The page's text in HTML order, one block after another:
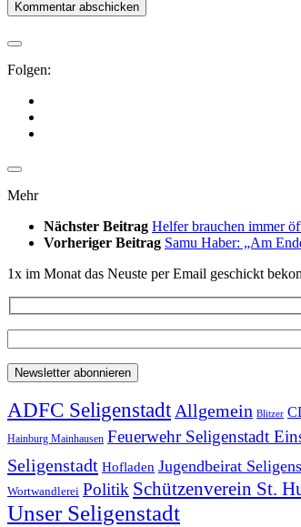
Folgen:
Mehr
Nächster Beitrag Helfer brauchen immer
Vorheriger Beitrag Samu Haber: „Am
1x im Monat das Neuste per Email geschickt
ADFC SeligenstadtAllgemein Blitzer
Hainburg Mainhausen Feuerwehr Seligenstadt
Seligenstadt Hofladen Jugendbeirat
Wortwandlerei Politik Schützenverein St.
Unser Seligenstadt